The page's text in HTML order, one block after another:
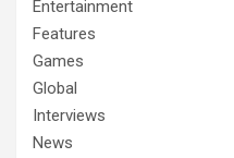
Entertainment
Features
Games
Global
Interviews
News